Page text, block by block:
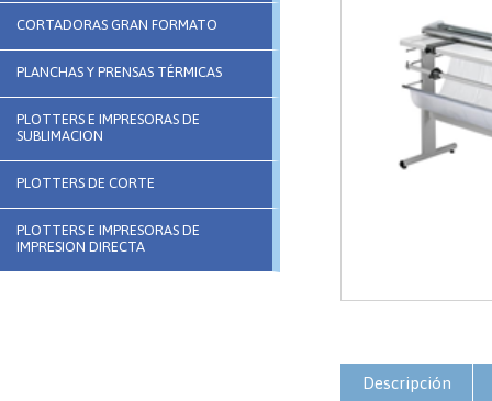
CORTADORAS GRAN FORMATO
PLANCHAS Y PRENSAS TÉRMICAS
PLOTTERS E IMPRESORAS DE
SUBLIMACION
PLOTTERS DE CORTE
PLOTTERS E IMPRESORAS DE
IMPRESION DIRECTA
Descripción